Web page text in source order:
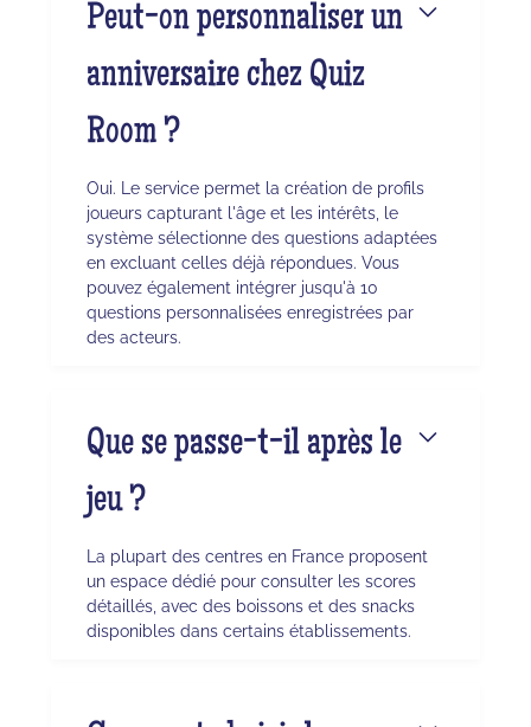
Peut-on personnaliser un
anniversaire chez Quiz
Room ?
Oui. Le service permet la création de profils
joueurs capturant l'âge et les intérêts, le
système sélectionne des questions adaptées
en excluant celles déjà répondues. Vous
pouvez également intégrer jusqu'à 10
questions personnalisées enregistrées par
des acteurs.
Que se passe-t-il après le
jeu ?
La plupart des centres en France proposent
un espace dédié pour consulter les scores
détaillés, avec des boissons et des snacks
disponibles dans certains établissements.